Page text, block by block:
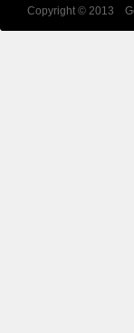
Copyright © 2013